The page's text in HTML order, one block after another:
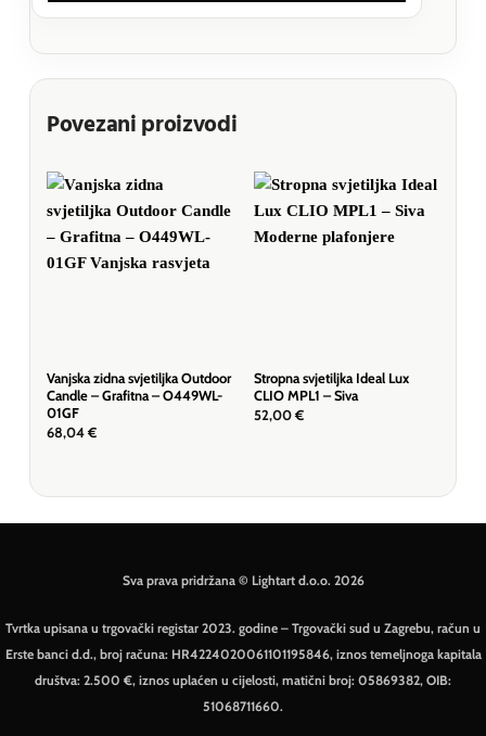
Povezani proizvodi
Vanjska zidna svjetiljka Outdoor
Candle – Grafitna – O449WL-
01GF
68,04 €
Stropna svjetiljka Ideal Lux
CLIO MPL1 – Siva
52,00 €
Sva prava pridržana © Lightart d.o.o. 2026
Tvrtka upisana u trgovački registar 2023. godine – Trgovački sud u Zagrebu, račun u
Erste banci d.d., broj računa: HR4224020061101195846, iznos temeljnoga kapitala
društva: 2.500 €, iznos uplaćen u cijelosti, matični broj: 05869382, OIB:
51068711660.